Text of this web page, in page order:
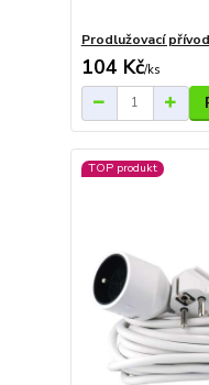
Prodlužovací
104 Kč/ks
TOP produkt